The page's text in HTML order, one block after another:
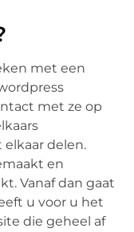
met een
met ze op
delen.
en
Vanaf dan gaat
u voor u het
die geheel af